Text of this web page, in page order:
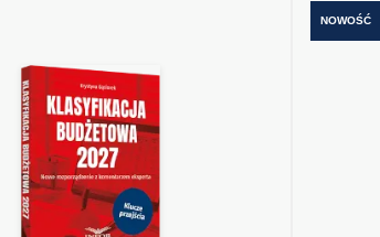
NOWOŚĆ